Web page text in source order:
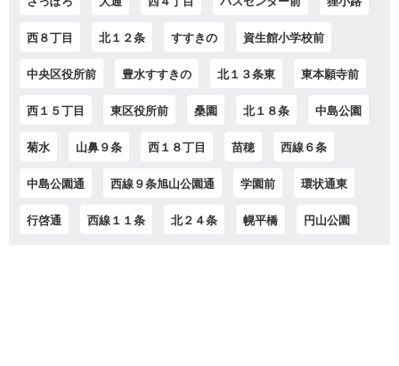
西８丁目 北１２条 すすきの 資生館小学校前
中央区役所前 豊水すすきの 北１３条東 東本願寺前
西１５丁目 東区役所前 桑園 北１８条 中島公園
菊水 山鼻９条 西１８丁目 苗穂 西線６条
中島公園通 西線９条旭山公園通 学園前 環状通東
行啓通 西線１１条 北２４条 幌平橋 円山公園